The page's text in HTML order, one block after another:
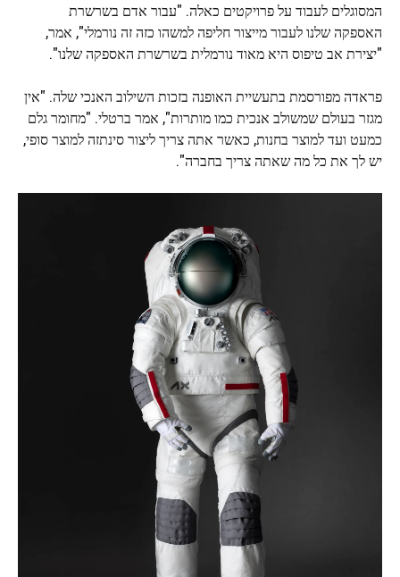
המסוגלים לעבוד על פרויקטים כאלה. "עבור אדם בשרשרת
האספקה ​​שלנו לעבור מייצור חליפה למשהו כזה זה נורמלי", אמר,
"יצירת אב טיפוס היא מאוד נורמלית בשרשרת האספקה ​​שלנו".
פראדה מפורסמת בתעשיית האופנה בזכות השילוב האנכי שלה. "אין
מגזר בעולם שמשולב אנכית כמו מותרות", אמר ברטלי. "מחומר גלם
כמעט ועד למוצר בחנות, כאשר אתה צריך ליצור סינתזה למוצר סופי,
יש לך את כל מה שאתה צריך בחברה".